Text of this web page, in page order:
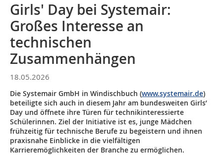
Girls' Day bei Systemair:
Großes Interesse an
technischen
Zusammenhängen
18.05.2026
Die Systemair GmbH in Windischbuch (www.systemair.de)
beteiligte sich auch in diesem Jahr am bundesweiten Girls’
Day und öffnete ihre Türen für technikinteressierte
Schülerinnen. Ziel der Initiative ist es, junge Mädchen
frühzeitig für technische Berufe zu begeistern und ihnen
praxisnahe Einblicke in die vielfältigen
Karrieremöglichkeiten der Branche zu ermöglichen.